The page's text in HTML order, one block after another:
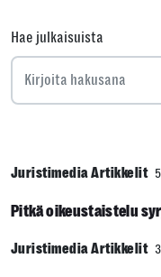
Hae julkaisuista
Juristimedia Artikkelit
Pitkä oikeustaistelu
Juristimedia Artikkelit